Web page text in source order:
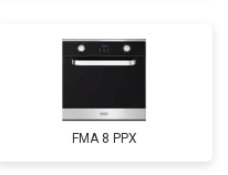
FMA 8 PPX